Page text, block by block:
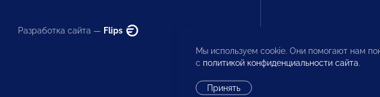
Разработка сайта — Flips
Мы используем cookie. Они помогают нам
с политикой конфиденциальности сайта.
Принять